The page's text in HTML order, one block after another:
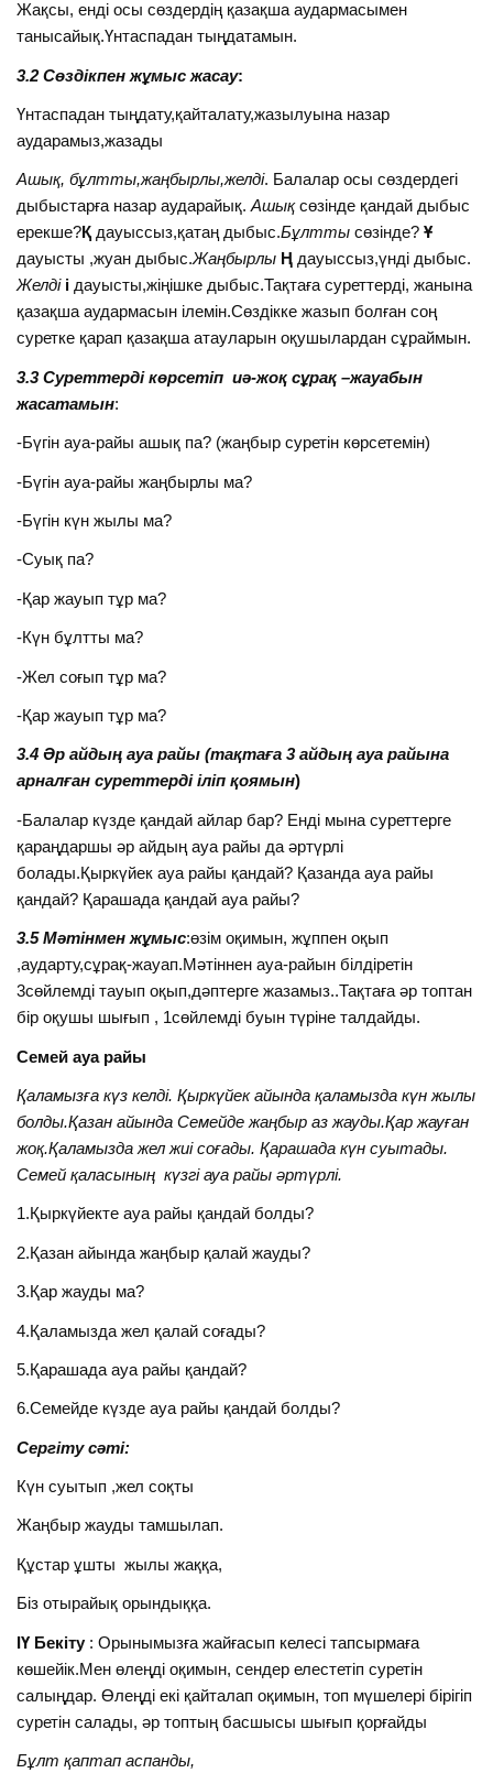
Жақсы, енді осы сөздердің қазақша аудармасымен
танысайық.Үнтаспадан тыңдатамын.
3.2 Сөздікпен жұмыс жасау:
Үнтаспадан тыңдату,қайталату,жазылуына назар
аударамыз,жазады
Ашық, бұлтты,жаңбырлы,желді. Балалар осы сөздердегі
дыбыстарға назар аударайық.Ашықсөзінде қандай дыбыс
ерекше?Қ дауыссыз,қатаң дыбыс.Бұлтты сөзінде?Ұ
дауысты ,жуан дыбыс.Жаңбырлы Ңдауыссыз,үнді дыбыс.
Желді ідауысты,жіңішке дыбыс.Тақтаға суреттерді, жанына
қазақша аудармасын ілемін.Сөздікке жазып болған соң
суретке қарап қазақша атауларын оқушылардан сұраймын.
3.3 Суреттерді көрсетіп иә-жоқ сұрақ –жауабын
жасатамын:
-Бүгін ауа-райы ашық па? (жаңбыр суретін көрсетемін)
-Бүгін ауа-райы жаңбырлы ма?
-Бүгін күн жылы ма?
-Суық па?
-Қар жауып тұр ма?
-Күн бұлтты ма?
-Жел соғып тұр ма?
-Қар жауып тұр ма?
3.4 Әр айдың ауа райы (тақтаға 3 айдың ауа райына
арналған суреттерді іліп қоямын)
-Балалар күзде қандай айлар бар? Енді мына суреттерге
қараңдаршы әр айдың ауа райы да әртүрлі
болады.Қыркүйек ауа райы қандай? Қазанда ауа райы
қандай? Қарашада қандай ауа райы?
3.5 Мәтінмен жұмыс:өзім оқимын, жұппен оқып
,аударту,сұрақ-жауап.Мәтіннен ауа-райын білдіретін
3сөйлемді тауып оқып,дәптерге жазамыз..Тақтаға әр топтан
бір оқушы шығып , 1сөйлемді буын түріне талдайды.
Семей ауа райы
Қаламызға күз келді. Қыркүйек айында қаламызда күн жылы
болды.Қазан айында Семейде жаңбыр аз жауды.Қар жауған
жоқ.Қаламызда жел жиі соғады. Қарашада күн суытады.
Семей қаласының күзгі ауа райы әртүрлі.
1.Қыркүйекте ауа райы қандай болды?
2.Қазан айында жаңбыр қалай жауды?
3.Қар жауды ма?
4.Қаламызда жел қалай соғады?
5.Қарашада ауа райы қандай?
6.Семейде күзде ауа райы қандай болды?
Сергіту сәті:
Күн суытып ,жел соқты
Жаңбыр жауды тамшылап.
Құстар ұшты жылы жаққа,
Біз отырайық орындыққа.
ІҮ Бекіту : Орынымызға жайғасып келесі тапсырмаға
көшейік.Мен өлеңді оқимын, сендер елестетіп суретін
салыңдар. Өлеңді екі қайталап оқимын, топ мүшелері бірігіп
суретін салады, әр топтың басшысы шығып қорғайды
Бұлт қаптап аспанды,